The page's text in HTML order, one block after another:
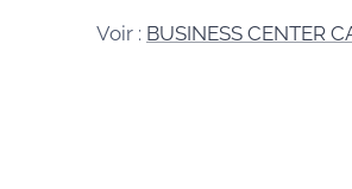
Voir : BUSINESS CENTER